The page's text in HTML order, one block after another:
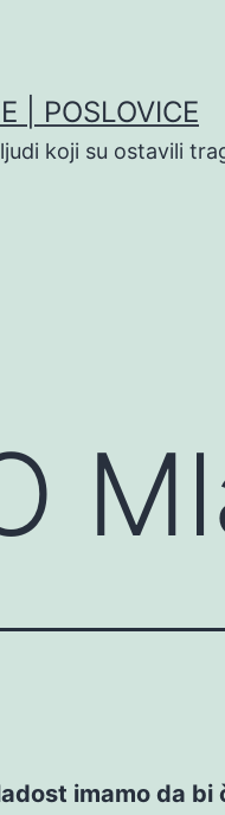
| POSLOVICE
koji su ostavili
imamo da bi